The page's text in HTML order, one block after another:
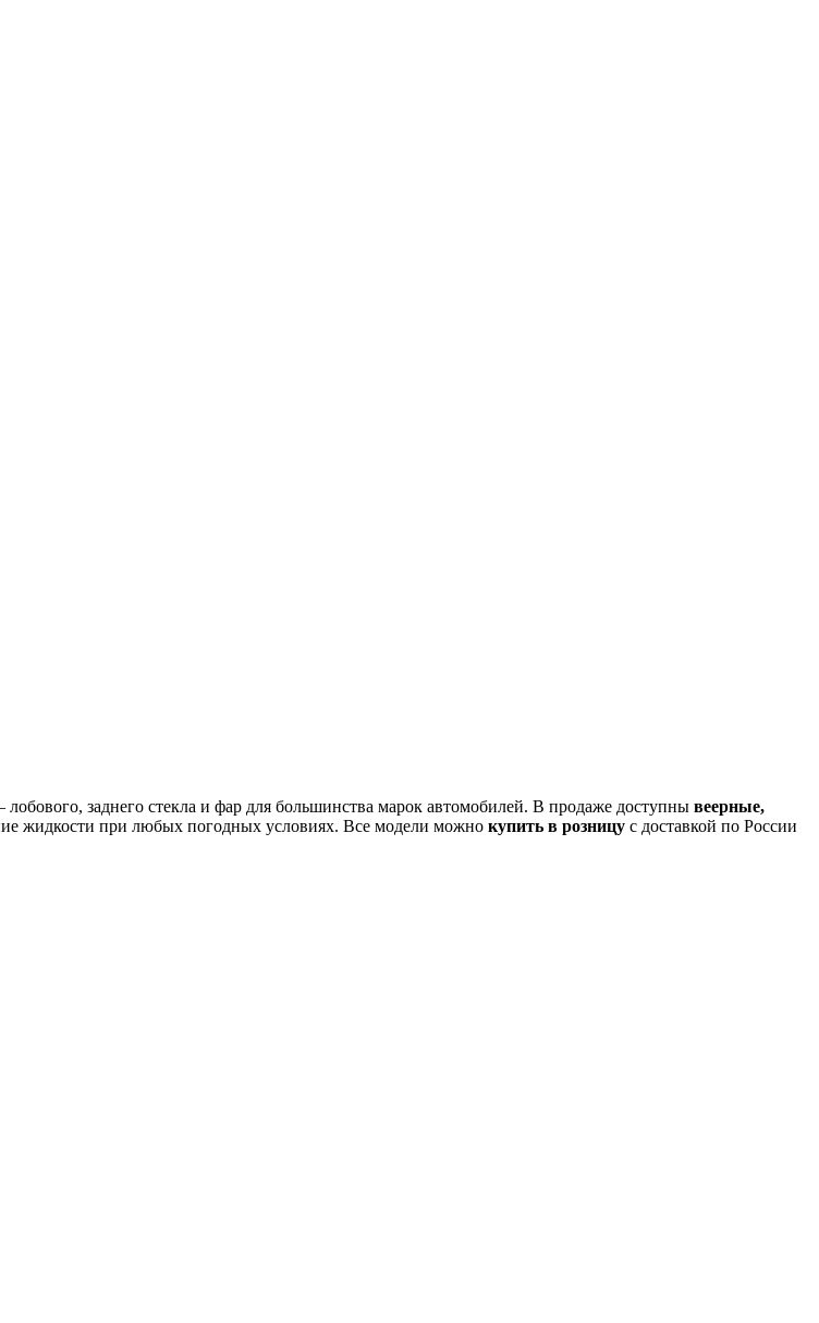
заднего стекла и фар для большинства марок автомобилей. В продаже доступны веерные,
жидкости при любых погодных условиях. Все модели можно купить в розницу с доставкой по России